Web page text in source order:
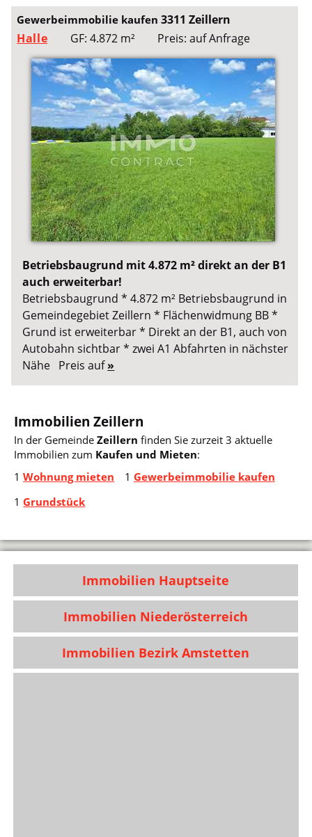
Gewerbeimmobilie kaufen3311 Zeillern
Halle
GF: 4.872 m² Preis: auf Anfrage
Betriebsbaugrund mit 4.872 m² direkt an der B1
auch erweiterbar!
Betriebsbaugrund * 4.872 m² Betriebsbaugrund in
Gemeindegebiet Zeillern * Flächenwidmung BB *
Grund ist erweiterbar * Direkt an der B1, auch von
Autobahn sichtbar * zwei A1 Abfahrten in nächster
Nähe Preis auf»
Immobilien Zeillern
In der GemeindeZeillern finden Sie zurzeit 3 aktuelle
Immobilien zum Kaufen und Mieten:
1Wohnung mieten 1 Gewerbeimmobilie kaufen
1Grundstück
Immobilien Hauptseite
Immobilien Niederösterreich
Immobilien Bezirk Amstetten